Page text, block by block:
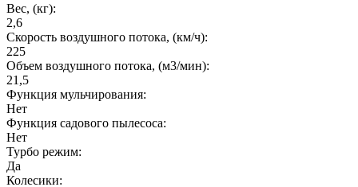
Вес, (кг):
2,6
Скорость воздушного потока, (км/ч):
225
Объем воздушного потока, (м3/мин):
21,5
Функция мульчирования:
Нет
Функция садового пылесоса:
Нет
Турбо режим:
Да
Колесики: